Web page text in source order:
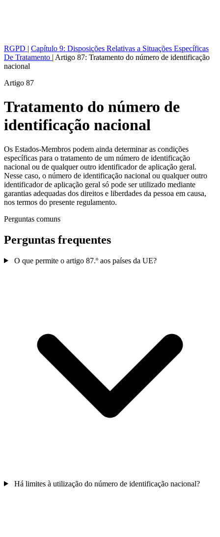
RGPD | Capítulo 9: Disposições Relativas a Situações Específicas
De Tratamento | Artigo 87: Tratamento do número de identificação
nacional
Artigo 87
Tratamento do número de
identificação nacional
Os Estados-Membros podem ainda determinar as condições
específicas para o tratamento de um número de identificação
nacional ou de qualquer outro identificador de aplicação geral.
Nesse caso, o número de identificação nacional ou qualquer outro
identificador de aplicação geral só pode ser utilizado mediante
garantias adequadas dos direitos e liberdades da pessoa em causa,
nos termos do presente regulamento.
Perguntas comuns
Perguntas frequentes
O que permite o artigo 87.º aos países da UE?
Há limites à utilização do número de identificação nacional?